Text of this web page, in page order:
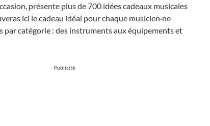
présente plus de 700 idées cadeaux musicales
ici le cadeau idéal pour chaque musicien·ne
par catégorie : des instruments aux équipements et
Publicité